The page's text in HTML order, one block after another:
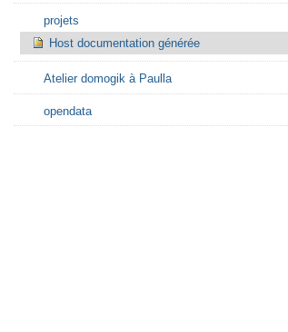
projets
Host documentation générée
Atelier domogik à Paulla
opendata